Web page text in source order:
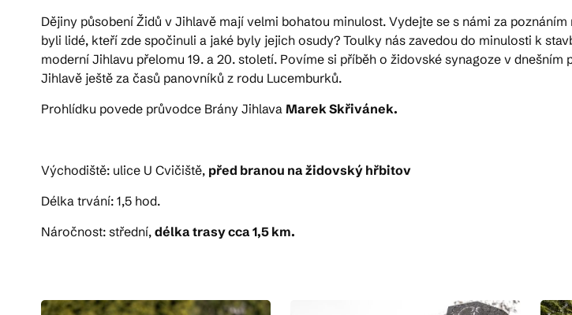
Dějiny působení Židů v Jihlavě mají velmi bohatou minulost. Vydejte se s námi za
byli lidé, kteří zde spočinuli a jaké byly jejich osudy? Toulky nás zavedou do minulosti k
moderní Jihlavu přelomu 19. a 20. století. Povíme si příběh o židovské synagoze v
Jihlavě ještě za časů panovníků z rodu Lucemburků.
Prohlídku povede průvodce Brány Jihlava Marek Skřivánek.
Východiště: ulice U Cvičiště, před branou na židovský hřbitov
Délka trvání: 1,5 hod.
Náročnost: střední, délka trasy cca 1,5 km.